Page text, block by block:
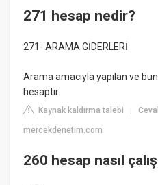
271 hesap nedir?
271- ARAMA GİDERLERİ
Arama amacıyla yapılan ve
hesaptır.
Kaynak kaldırma talebi |
mercekdenetim.com
260 hesap nasıl